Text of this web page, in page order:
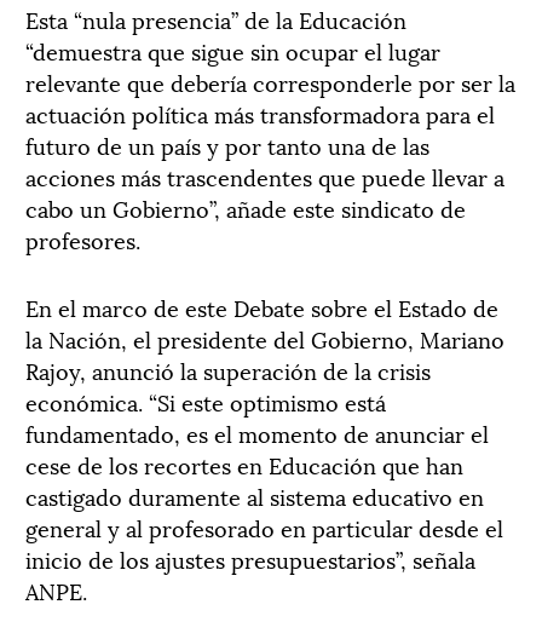
Esta “nula presencia” de la Educación
“demuestra que sigue sin ocupar el lugar
relevante que debería corresponderle por ser la
actuación política más transformadora para el
futuro de un país y por tanto una de las
acciones más trascendentes que puede llevar a
cabo un Gobierno”, añade este sindicato de
profesores.
En el marco de este Debate sobre el Estado de
la Nación, el presidente del Gobierno, Mariano
Rajoy, anunció la superación de la crisis
económica. “Si este optimismo está
fundamentado, es el momento de anunciar el
cese de los recortes en Educación que han
castigado duramente al sistema educativo en
general y al profesorado en particular desde el
inicio de los ajustes presupuestarios”, señala
ANPE.